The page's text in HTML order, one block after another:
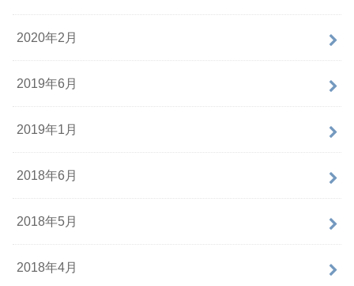
2020年2月
2019年6月
2019年1月
2018年6月
2018年5月
2018年4月